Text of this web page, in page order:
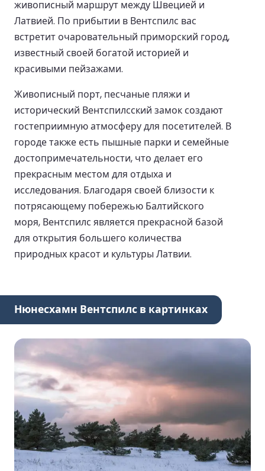
живописный маршрут между Швецией и
Латвией. По прибытии в Вентспилс вас
встретит очаровательный приморский город,
известный своей богатой историей и
красивыми пейзажами.
Живописный порт, песчаные пляжи и
исторический Вентспилсский замок создают
гостеприимную атмосферу для посетителей. В
городе также есть пышные парки и семейные
достопримечательности, что делает его
прекрасным местом для отдыха и
исследования. Благодаря своей близости к
потрясающему побережью Балтийского
моря, Вентспилс является прекрасной базой
для открытия большего количества
природных красот и культуры Латвии.
Нюнесхамн Вентспилс в картинках